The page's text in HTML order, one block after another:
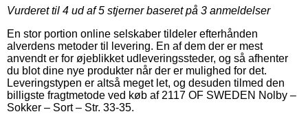
Vurderet til 4 ud af 5 stjerner baseret på 3 anmeldelser
En stor portion online selskaber tildeler efterhånden
alverdens metoder til levering. En af dem der er mest
anvendt er for øjeblikket udleveringssteder, og så afhenter
du blot dine nye produkter når der er mulighed for det.
Leveringstypen er altså meget let, og desuden tilmed den
billigste fragtmetode ved køb af 2117 OF SWEDEN Nolby –
Sokker – Sort – Str. 33-35.